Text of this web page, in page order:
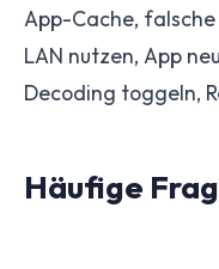
App-Cache,
LAN nutzen, App
Decoding toggeln,
Häufige